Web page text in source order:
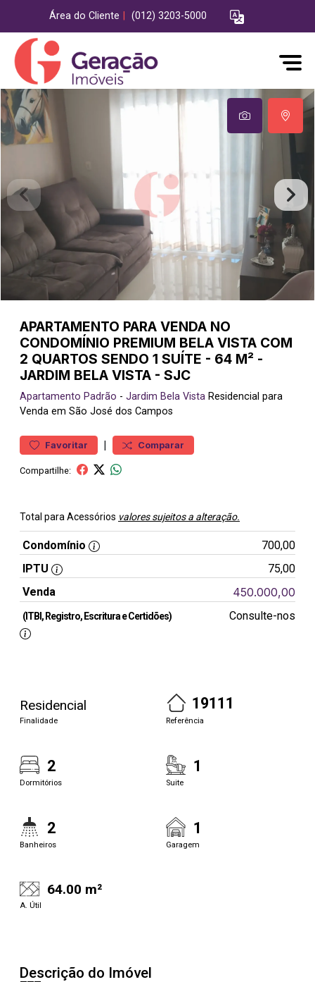
Área do Cliente (012) 3203-5000
APARTAMENTO PARA VENDA NO
CONDOMÍNIO PREMIUM BELA VISTA COM
2 QUARTOS SENDO 1 SUÍTE - 64 M² -
JARDIM BELA VISTA - SJC
Apartamento Padrão - Jardim Bela Vista Residencial para
Venda em São José dos Campos
Favoritar | Comparar
Compartilhe:
Total para Acessórios valores sujeitos a alteração.
Condomínio
700,00
IPTU
75,00
Venda
450.000,00
(ITBI, Registro, Escritura e Certidões) Consulte-nos
Residencial
Finalidade
19111
Referência
2
Dormitórios
1
Suite
2
Banheiros
1
Garagem
64.00 m²
A. Útil
Descrição do Imóvel